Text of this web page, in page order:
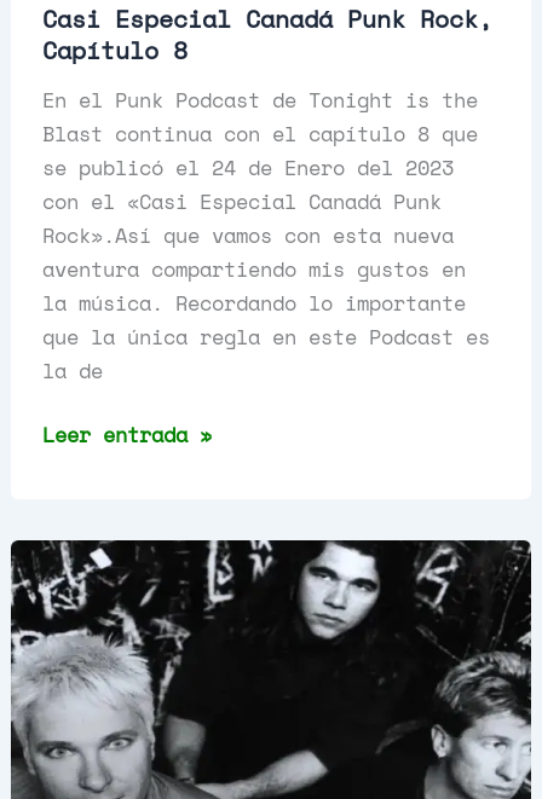
Casi Especial Canadá Punk Rock,
Capítulo 8
En el Punk Podcast de Tonight is the
Blast continua con el capítulo 8 que
se publicó el 24 de Enero del 2023
con el «Casi Especial Canadá Punk
Rock».Así que vamos con esta nueva
aventura compartiendo mis gustos en
la música. Recordando lo importante
que la única regla en este Podcast es
la de
Casi
Punk
Rock,
Capítulo
8
Leer entrada »